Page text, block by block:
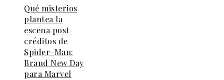
Qué misterios
plantea la
escena post-
créditos de
Spider-Man:
Brand New Day
para Marvel